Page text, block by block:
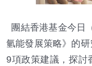
團結香港基金今日
氫能發展策略》的
9項政策建議，探討